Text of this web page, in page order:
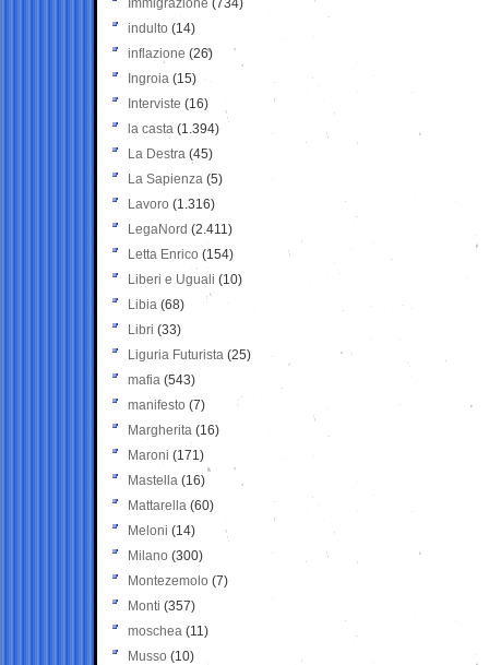
Immigrazione (734)
indulto (14)
inflazione (26)
Ingroia (15)
Interviste (16)
la casta (1.394)
La Destra (45)
La Sapienza (5)
Lavoro (1.316)
LegaNord (2.411)
Letta Enrico (154)
Liberi e Uguali (10)
Libia (68)
Libri (33)
Liguria Futurista (25)
mafia (543)
manifesto (7)
Margherita (16)
Maroni (171)
Mastella (16)
Mattarella (60)
Meloni (14)
Milano (300)
Montezemolo (7)
Monti (357)
moschea (11)
Musso (10)